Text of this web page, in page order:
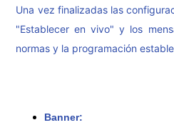
Una vez finalizadas las
"Establecer en vivo" y los
normas y la programación
Banner: